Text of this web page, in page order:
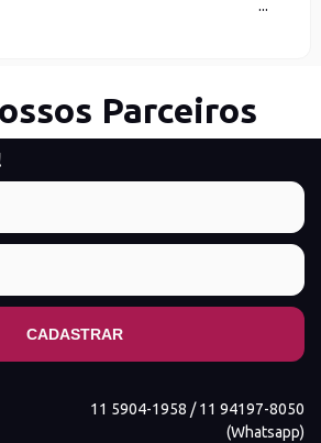
Parceiros
11 5904-1958 / 11 94197-8050
(Whatsapp)